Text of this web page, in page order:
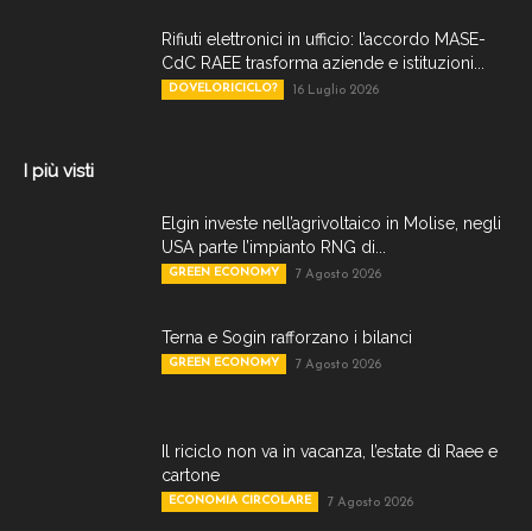
Rifiuti elettronici in ufficio: l’accordo MASE-
CdC RAEE trasforma aziende e istituzioni...
DOVELORICICLO? 16 Luglio 2026
I più visti
Elgin investe nell’agrivoltaico in Molise, negli
USA parte l’impianto RNG di...
GREEN ECONOMY 7 Agosto 2026
Terna e Sogin rafforzano i bilanci
GREEN ECONOMY 7 Agosto 2026
Il riciclo non va in vacanza, l’estate di Raee e
cartone
ECONOMIA CIRCOLARE 7 Agosto 2026